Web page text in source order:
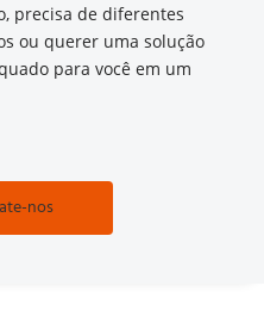
precisa de diferentes
ou querer uma solução
para você em um
nos